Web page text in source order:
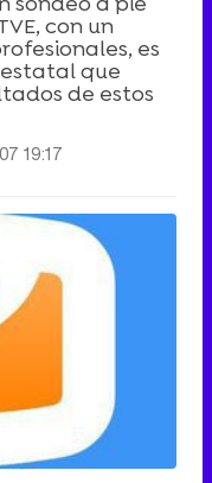
con un
es
que
de estos
19:17